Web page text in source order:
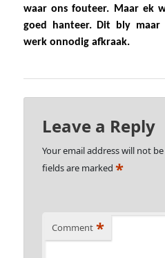
waar ons fouteer. Maar ek
goed hanteer.
Dit bly maar
werk onnodig afkraak.
Leave a Reply
Your email address will not
fields are marked*
Comment *